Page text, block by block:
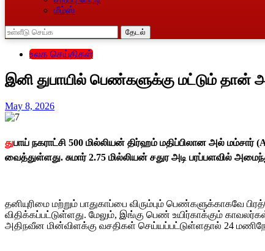
மீம்ஸ்
தேடல்
உலக செய்திகள்
இனி துபாயில் பெண்களுக்கு மட்டும் தான்
May 8, 2026
துபாய் நகராட்சி 500 மில்லியன் திர்ஹம் மதிப்பிலான அல் மம்சார்
வைத்துள்ளது. சுமார் 2.75 மில்லியன் சதுர அடி பரப்பளவில்
தனியுரிமை மற்றும் பாதுகாப்பை விரும்பும் பெண்களுக்காகவே
விதிக்கப்பட்டுள்ளது. மேலும், இங்கு பெண் உயிர்காக்கும்
அதிநவீன மின்விளக்கு வசதிகள் செய்யப்பட்டுள்ளதால் 24